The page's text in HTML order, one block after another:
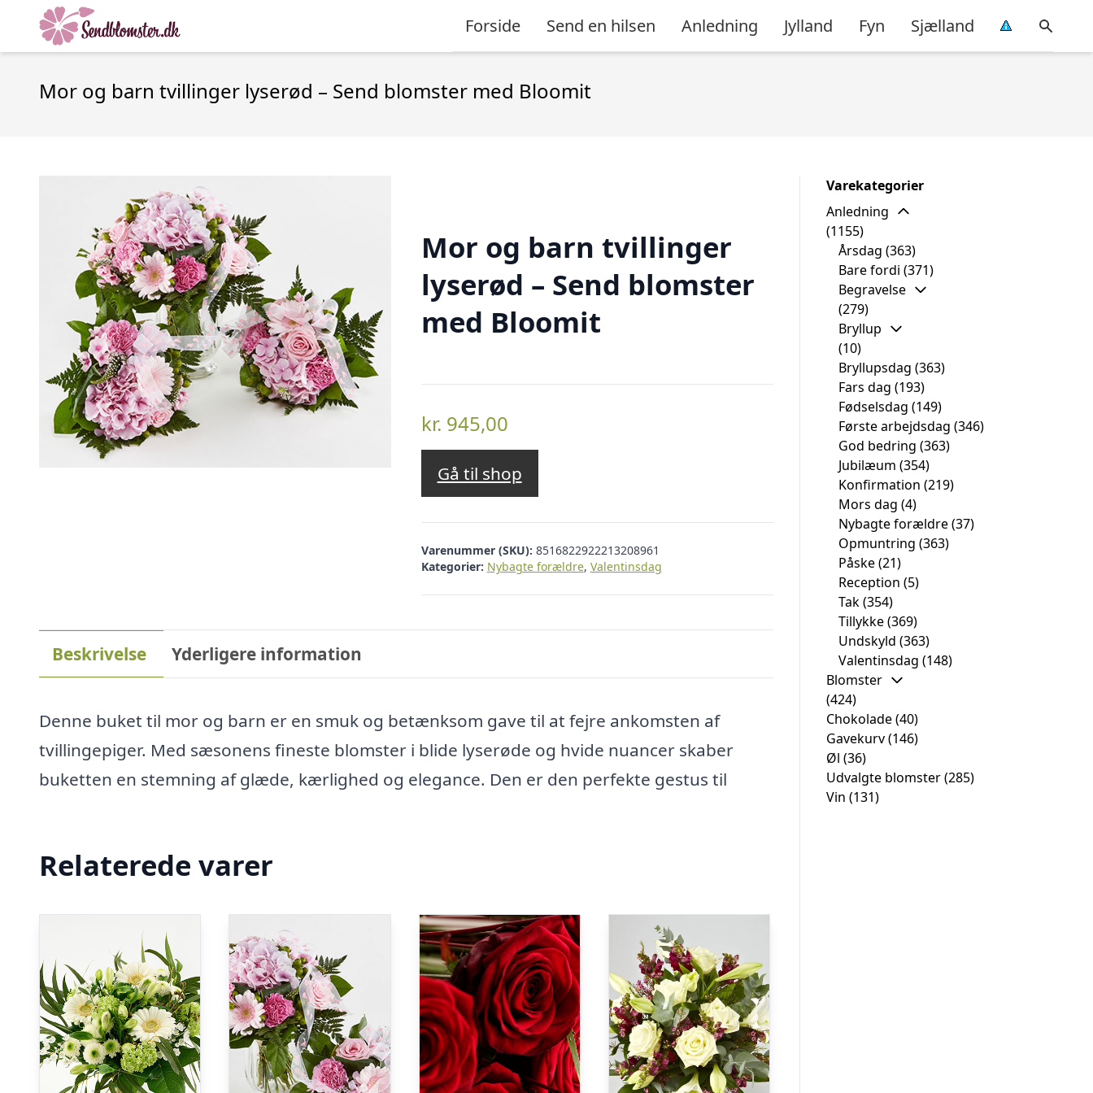
Forside Send en hilsen Anledning Jylland Fyn Sjælland
Mor og barn tvillinger lyserød – Send blomster med Bloomit
Mor og barn tvillinger
lyserød – Send blomster
med Bloomit
kr. 945,00
Gå til shop
Varenummer (SKU): 8516822922213208961
Kategorier: Nybagte forældre, Valentinsdag
Beskrivelse Yderligere information
Denne buket til mor og barn er en smuk og betænksom gave til at fejre ankomsten af
tvillingepiger. Med sæsonens fineste blomster i blide lyserøde og hvide nuancer skaber
buketten en stemning af glæde, kærlighed og elegance. Den er den perfekte gestus til
Relaterede varer
Varekategorier
Anledning
(1155)
Årsdag (363)
Bare fordi (371)
Begravelse
(279)
Bryllup
(10)
Bryllupsdag (363)
Fars dag (193)
Fødselsdag (149)
Første arbejdsdag (346)
God bedring (363)
Jubilæum (354)
Konfirmation (219)
Mors dag (4)
Nybagte forældre(37)
Opmuntring (363)
Påske(21)
Reception (5)
Tak(354)
Tillykke(369)
Undskyld (363)
Valentinsdag (148)
Blomster
(424)
Chokolade(40)
Gavekurv(146)
Øl (36)
Udvalgte blomster(285)
Vin (131)